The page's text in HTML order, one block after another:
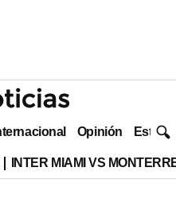
Opinión Estilo
INTER MIAMI VS